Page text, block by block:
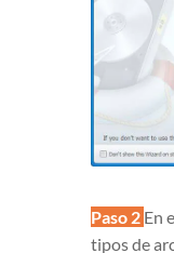
Paso 2 En
tipos de